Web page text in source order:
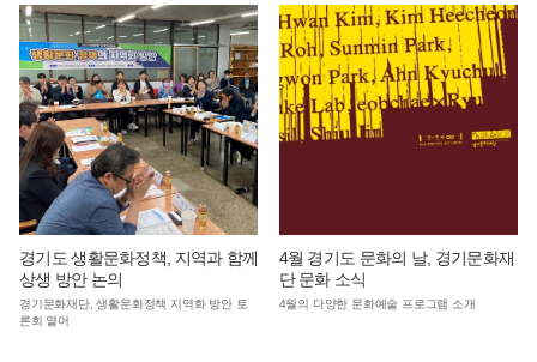
경기도 생활문화정책, 지역과 함께
상생 방안 논의
경기문화재단, 생활문화정책 지역화 방안 토
론회 열어
4월 경기도 문화의 날, 경기문화재
단 문화 소식
4월의 다양한 문화예술 프로그램 소개